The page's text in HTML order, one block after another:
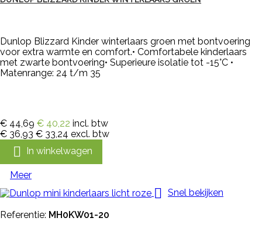
Dunlop Blizzard Kinder winterlaars groen met bontvoering
voor extra warmte en comfort.• Comfortabele kinderlaars
met zwarte bontvoering• Superieure isolatie tot -15°C •
Matenrange: 24 t/m 35
€ 44,69 € 40,22 incl. btw
€ 36,93 € 33,24 excl. btw
 In winkelwagen
Meer
 Snel bekijken
Referentie: MH0KW01-20